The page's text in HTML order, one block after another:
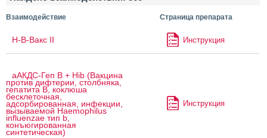
Взаимодействие Страница препарата
H-B-Вакс II Инструкция
аАКДС-Геп B + Hib (Вакцина
против дифтерии, столбняка,
гепатита B, коклюша
бесклеточная,
адсорбированная, инфекции,
вызываемой Haemophilus
influenzae тип b,
конъюгированная
синтетическая)
Инструкция